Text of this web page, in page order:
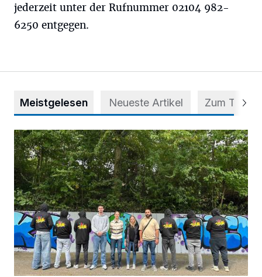
jederzeit unter der Rufnummer 02104 982-
6250 entgegen.
Meistgelesen Neueste Artikel Zum Thema
Aus Grau wird Haltung